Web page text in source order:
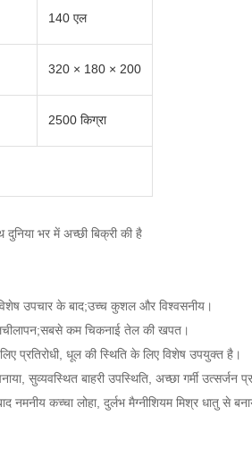
140 एल
320 × 180 × 200
2500 किग्रा
भर में अच्छी बिक्री की है
उपचार के बाद;उच्च कुशल और विश्वसनीय।
कम चिकनाई तेल की खपत।
प्रतिरोधी, धूल की स्थिति के लिए विशेष उपयुक्त है।
सुव्यवस्थित बाहरी उपस्थिति, अच्छा गर्मी उत्सर्जन
कच्चा लोहा, दुर्लभ मैग्नीशियम मिश्र धातु से